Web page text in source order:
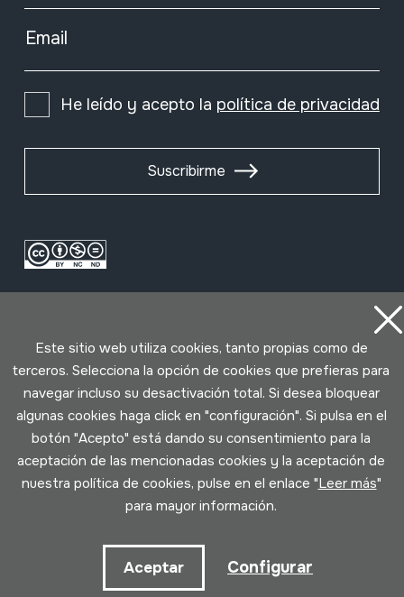
Email
He leído y acepto la política de privacidad
Suscribirme
Política de cookies
Este sitio web utiliza cookies, tanto propias como de
terceros. Selecciona la opción de cookies que prefieras para
navegar incluso su desactivación total. Si desea bloquear
algunas cookies haga click en "configuración". Si pulsa en el
botón "Acepto" está dando su consentimiento para la
aceptación de las mencionadas cookies y la aceptación de
nuestra política de cookies, pulse en el enlace "Leer más"
para mayor información.
Aceptar Configurar